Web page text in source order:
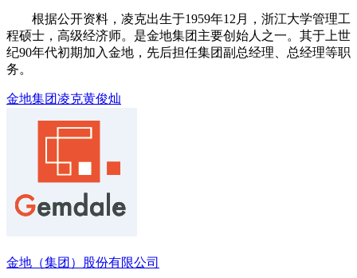
根据公开资料，凌克出生于1959年12月，浙江大学管理工
程硕士，高级经济师。是金地集团主要创始人之一。其于上世
纪90年代初期加入金地，先后担任集团副总经理、总经理等职
务。
金地集团凌克黄俊灿
金地（集团）股份有限公司